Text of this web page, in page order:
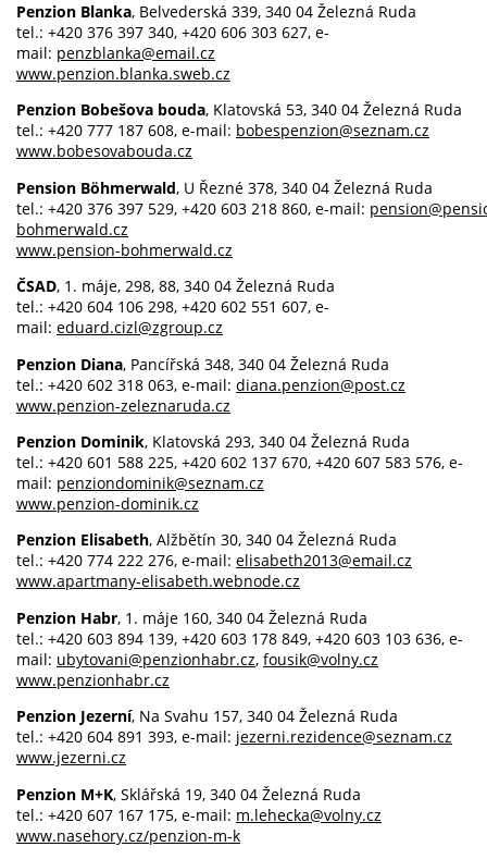
Penzion Blanka, Belvederská 339, 340 04 Železná Ruda
tel.: +420 376 397 340, +420 606 303 627, e-
mail: penzblanka@email.cz
www.penzion.blanka.sweb.cz
Penzion Bobešova bouda, Klatovská 53, 340 04 Železná Ruda
tel.: +420 777 187 608, e-mail: bobespenzion@seznam.cz
www.bobesovabouda.cz
Pension Böhmerwald, U Řezné 378, 340 04 Železná Ruda
tel.: +420 376 397 529, +420 603 218 860, e-mail:
bohmerwald.cz
www.pension-bohmerwald.cz
ČSAD, 1. máje, 298, 88, 340 04 Železná Ruda
tel.: +420 604 106 298, +420 602 551 607, e-
mail: eduard.cizl@zgroup.cz
Penzion Diana, Pancířská 348, 340 04 Železná Ruda
tel.: +420 602 318 063, e-mail: diana.penzion@post.cz
www.penzion-zeleznaruda.cz
Penzion Dominik, Klatovská 293, 340 04 Železná Ruda
tel.: +420 601 588 225, +420 602 137 670, +420 607 583 576, e-
mail: penziondominik@seznam.cz
www.penzion-dominik.cz
Penzion Elisabeth, Alžbětín 30, 340 04 Železná Ruda
tel.: +420 774 222 276, e-mail: elisabeth2013@email.cz
www.apartmany-elisabeth.webnode.cz
Penzion Habr, 1. máje 160, 340 04 Železná Ruda
tel.: +420 603 894 139, +420 603 178 849, +420 603 103 636, e-
mail: ubytovani@penzionhabr.cz, fousik@volny.cz
www.penzionhabr.cz
Penzion Jezerní, Na Svahu 157, 340 04 Železná Ruda
tel.: +420 604 891 393, e-mail: jezerni.rezidence@seznam.cz
www.jezerni.cz
Penzion M+K, Sklářská 19, 340 04 Železná Ruda
tel.: +420 607 167 175, e-mail: m.lehecka@volny.cz
www.nasehory.cz/penzion-m-k